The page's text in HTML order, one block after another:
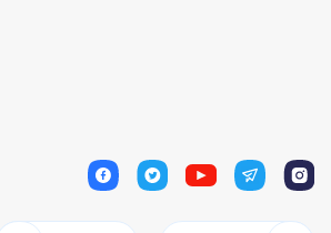
1 1 1 1 1